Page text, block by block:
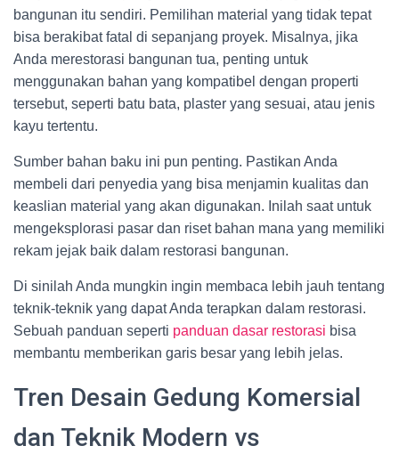
bangunan itu sendiri. Pemilihan material yang tidak tepat
bisa berakibat fatal di sepanjang proyek. Misalnya, jika
Anda merestorasi bangunan tua, penting untuk
menggunakan bahan yang kompatibel dengan properti
tersebut, seperti batu bata, plaster yang sesuai, atau jenis
kayu tertentu.
Sumber bahan baku ini pun penting. Pastikan Anda
membeli dari penyedia yang bisa menjamin kualitas dan
keaslian material yang akan digunakan. Inilah saat untuk
mengeksplorasi pasar dan riset bahan mana yang memiliki
rekam jejak baik dalam restorasi bangunan.
Di sinilah Anda mungkin ingin membaca lebih jauh tentang
teknik-teknik yang dapat Anda terapkan dalam restorasi.
Sebuah panduan seperti panduan dasar restorasi bisa
membantu memberikan garis besar yang lebih jelas.
Tren Desain Gedung Komersial
dan Teknik Modern vs